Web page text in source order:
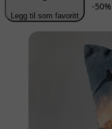
Legg til som favoritt
-50%